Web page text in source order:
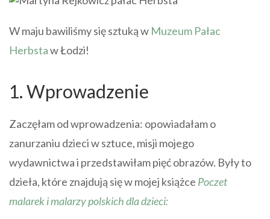
W maju bawiliśmy się sztuką w Muzeum Pałac
Herbstaw Łodzi!
1. Wprowadzenie
Zaczęłam od wprowadzenia: opowiadałam o
zanurzaniu dzieci w sztuce, misji mojego
wydawnictwa i przedstawiłam pięć obrazów. Były to
dzieła, które znajdują się w mojej książce Poczet
malarek i malarzy polskich dla dzieci: